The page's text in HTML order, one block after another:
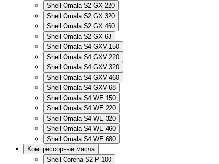
Shell Omala S2 GX 220
Shell Omala S2 GX 320
Shell Omala S2 GX 460
Shell Omala S2 GX 68
Shell Omala S4 GXV 150
Shell Omala S4 GXV 220
Shell Omala S4 GXV 320
Shell Omala S4 GXV 460
Shell Omala S4 GXV 68
Shell Omala S4 WE 150
Shell Omala S4 WE 220
Shell Omala S4 WE 320
Shell Omala S4 WE 460
Shell Omala S4 WE 680
Компрессорные масла
Shell Corena S2 P 100